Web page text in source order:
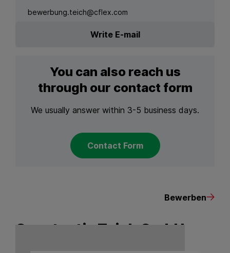
bewerbung.teich@cflex.com
Write E-mail
You can also reach us
through our contact form
We usually answer within 3-5 business days.
Contact Form
Bewerben
Constantia Teich GmbH